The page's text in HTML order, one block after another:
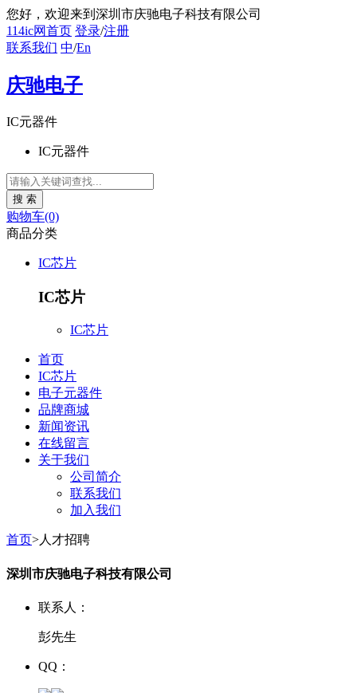
您好 ，欢迎来到深圳市庆驰电子科技有限公司
114ic网首页 登录/注册
联系我们 中/En
庆驰电子
IC元器件
IC元器件
购物车(0)
商品分类
IC芯片
IC芯片
IC芯片
首页
IC芯片
电子元器件
品牌商城
新闻资讯
在线留言
关于我们
公司简介
联系我们
加入我们
首页>人才招聘
深圳市庆驰电子科技有限公司
联系人：
彭先生
QQ：